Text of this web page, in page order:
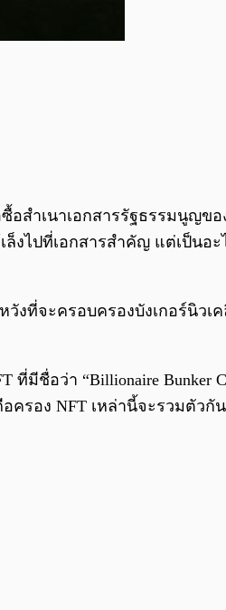
อสำเนาเอกสารรัฐธรรมนูญ
งไปที่เอกสารสำคัญ แต่เป็น
วังที่จะครอบครองบังเกอร์นิว
มีชื่อว่า “Billionaire Bunker
อง NFT เหล่านี้จะรวมตัวกั